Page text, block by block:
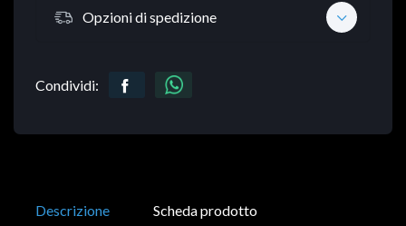
Opzioni di spedizione
Condividi:
Descrizione Scheda prodotto